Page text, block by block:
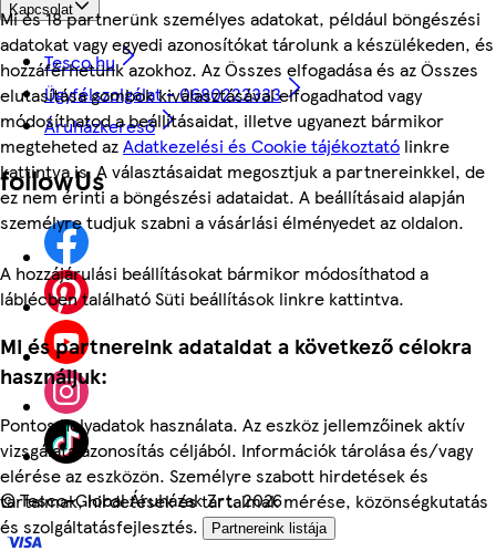
Mi és 18 partnerünk személyes adatokat, például böngészési
adatokat vagy egyedi azonosítókat tárolunk a készülékeden, és
hozzáférhetünk azokhoz. Az Összes elfogadása és az Összes
elutasítása gombok kiválasztásával elfogadhatod vagy
módosíthatod a beállításaidat, illetve ugyanezt bármikor
megteheted azAdatkezelési és Cookie tájékoztató linkre
kattintva is. A választásaidat megosztjuk a partnereinkkel, de
ez nem érinti a böngészési adataidat. A beállításaid alapján
személyre tudjuk szabni a vásárlási élményedet az oldalon.
A hozzájárulási beállításokat bármikor módosíthatod a
láblécben található Süti beállítások linkre kattintva.
Mi és partnereink adataidat a következő célokra
használjuk:
Pontos helyadatok használata. Az eszköz jellemzőinek aktív
vizsgálata azonosítás céljából. Információk tárolása és/vagy
elérése az eszközön. Személyre szabott hirdetések és
tartalmak, hirdetések és tartalmak mérése, közönségkutatás
és szolgáltatásfejlesztés.
Partnereink listája
Kapcsolat
Tesco.hu
Ügyfélszolgálat - 0680222333
Áruházkereső
followUs
©Tesco-Global Áruházak Zrt. 2026